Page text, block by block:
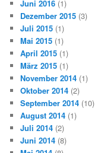
Juni 2016 (1)
Dezember 2015 (3)
Juli 2015 (1)
Mai 2015 (1)
April 2015 (1)
März 2015 (1)
November 2014 (1)
Oktober 2014 (2)
September 2014 (10)
August 2014 (1)
Juli 2014 (2)
Juni 2014 (8)